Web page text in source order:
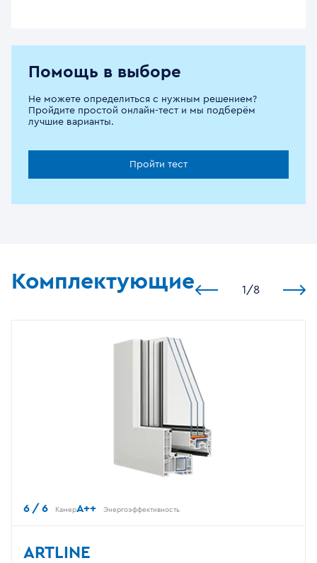
Помощь в выборе
Не можете определиться с нужным решением?
Пройдите простой онлайн-тест и мы подберём
лучшие варианты.
Пройти тест
Комплектующие 1 /8
6 / 6 КамерA++ Энергоэффективность
ARTLINE